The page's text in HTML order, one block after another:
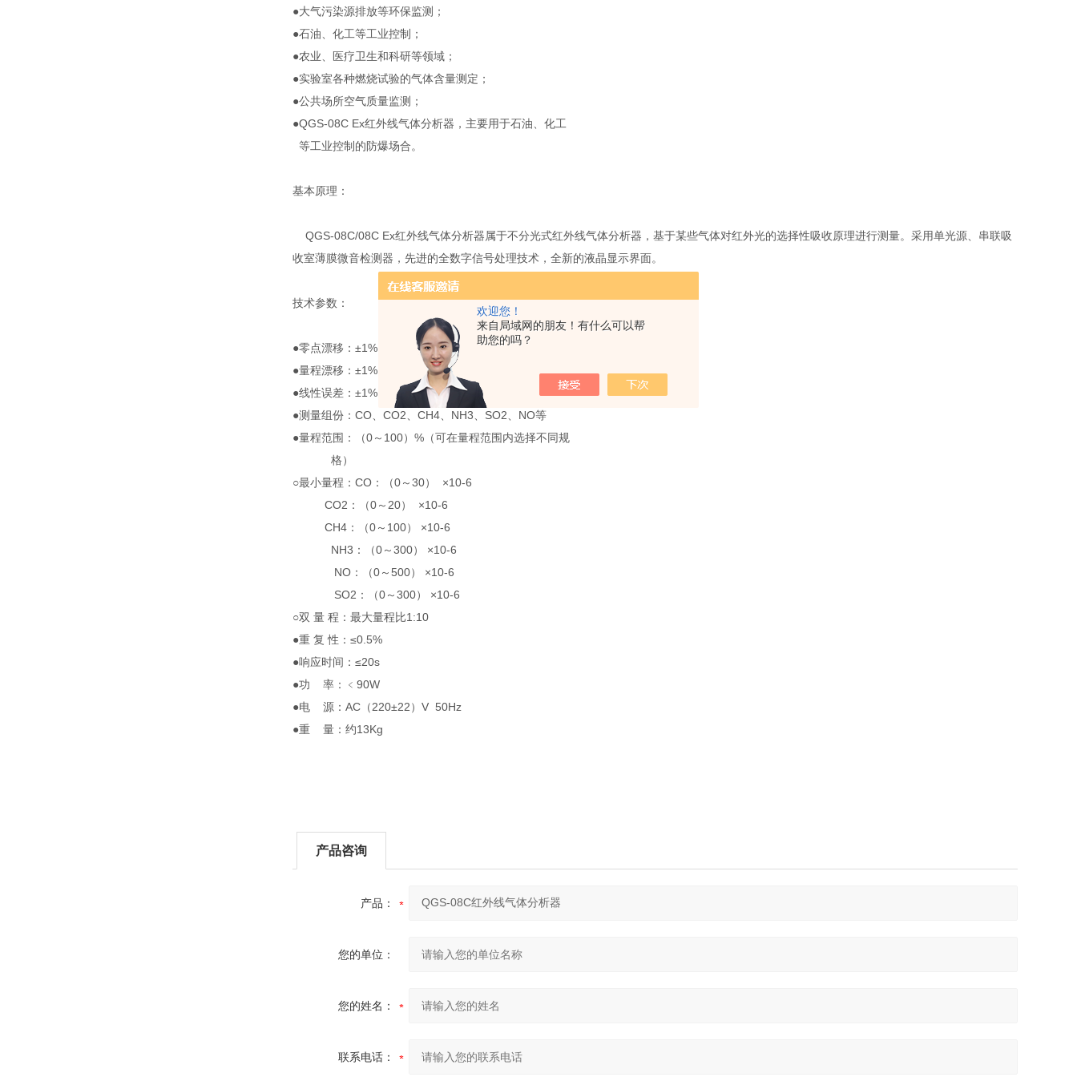
欢迎您！
来自局域网的朋友！有什么可以帮
助您的吗？
●大气污染源排放等环保监测；
●石油、化工等工业控制；
●农业、医疗卫生和科研等领域；
●实验室各种燃烧试验的气体含量测定；
●公共场所空气质量监测；
●QGS-08C Ex红外线气体分析器，主要用于石油、化工
等工业控制的防爆场合。
基本原理：
QGS-08C/08C Ex红外线气体分析器属于不分光式红外线气体分析器，基于某些气体对红外光的选择性吸收原理进行测量。采用单光源、串联吸
收室薄膜微音检测器，先进的全数字信号处理技术，全新的液晶显示界面。
技术参数：
●零点漂移：±1%FS/7d
●量程漂移：±1%FS/7d
●线性误差：±1%FS
●测量组份：CO、CO2、CH4、NH3、SO2、NO等
●量程范围：（0～100）%（可在量程范围内选择不同规
格）
○最小量程：CO：（0～30） ×10-6
CO2：（0～20） ×10-6
CH4：（0～100） ×10-6
NH3：（0～300） ×10-6
NO：（0～500） ×10-6
SO2：（0～300） ×10-6
○双 量 程：最大量程比1:10
●重 复 性：≤0.5%
●响应时间：≤20s
●功 率：﹤90W
●电 源：AC（220±22）V 50Hz
●重 量：约13Kg
产品咨询
产品：
您的单位：
您的姓名：
联系电话：